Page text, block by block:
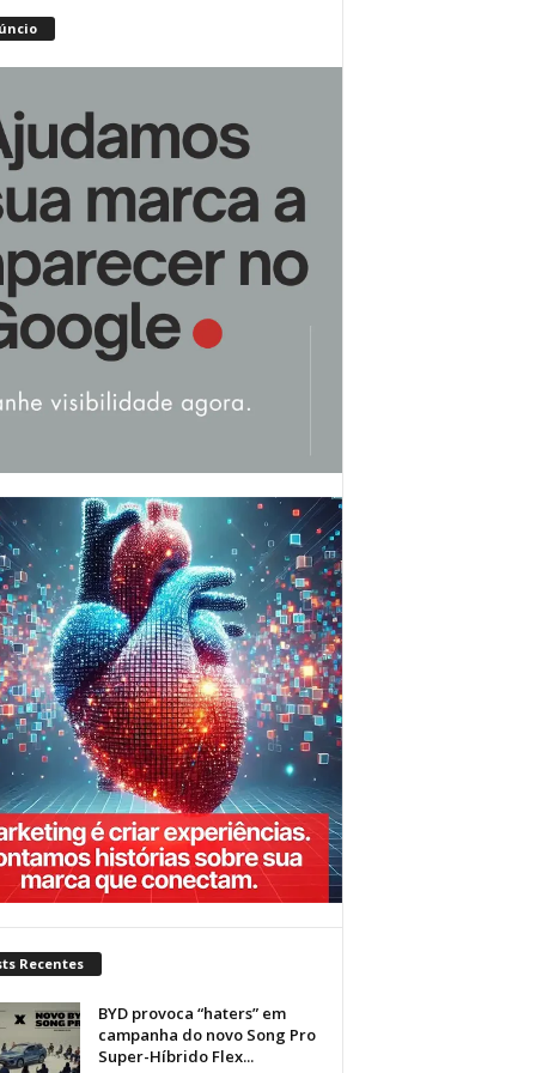
Recentes
BYD provoca “haters” em
campanha do novo Song Pro
Super-Híbrido Flex...